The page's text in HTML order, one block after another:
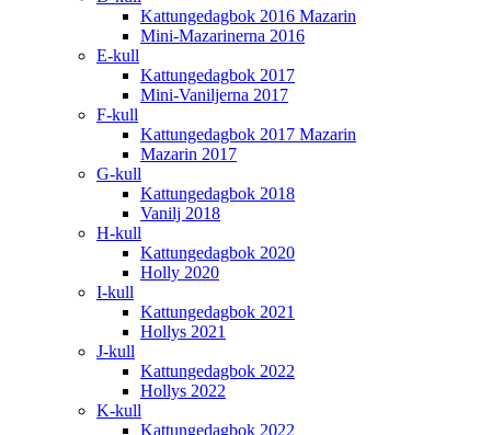
Kattungedagbok 2016 Mazarin
Mini-Mazarinerna 2016
E-kull
Kattungedagbok 2017
Mini-Vaniljerna 2017
F-kull
Kattungedagbok 2017 Mazarin
Mazarin 2017
G-kull
Kattungedagbok 2018
Vanilj 2018
H-kull
Kattungedagbok 2020
Holly 2020
I-kull
Kattungedagbok 2021
Hollys 2021
J-kull
Kattungedagbok 2022
Hollys 2022
K-kull
Kattungedagbok 2022